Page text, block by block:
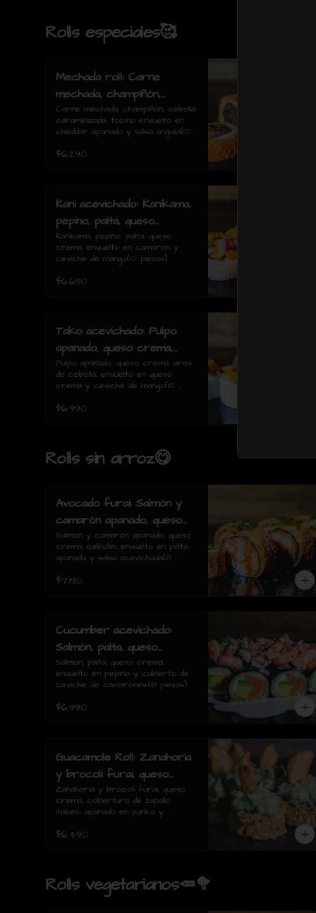
Rolls especiales🥰
Mechada roll: Carne
mechada, champiñón,
cebolla caramelizada,
tocino envuelto en
anguila(10 piezas)
Carne mechada, champiñón, cebolla
caramelizada, tocino envuelto en
cheddar apanado y salsa anguila(10
$6.290
Kani acevichado: Kanikama,
pepino, palta, queso
crema, envuelto en
camarón y ceviche de
Kanikama, pepino, palta, queso
crema, envuelto en camarón y
ceviche de mango(10 piezas)
$6.690
Tako acevichado: Pulpo
apanado, queso crema,
aros de cebolla, envuelto
en queso crema y
piezas)
Pulpo apanado, queso crema, aros
de cebolla, envuelto en queso
crema y ceviche de mango(10
$6.990
Rolls sin arroz😋
Avocado furai: Salmón y
camarón apanado, queso
crema, cebollín, envuelto
en palta apanada y salsa
Salmón y camarón apanado, queso
crema, cebollín, envuelto en palta
apanada y salsa acevichada(8
$7.190
Cucumber acevichado:
Salmón, palta, queso
crema, envuelto en pepino
y cubierto de ceviche de
Salmón, palta, queso crema,
envuelto en pepino y cubierto de
ceviche de camarones.(8 piezas)
$6.990
Guacamole Roll: Zanahoria
y brocoli furai, queso
crema, cobertura de
zapallo italiano apanado en
papas fritas.(8 piezas)
Zanahoria y brocoli furai, queso
crema, cobertura de zapallo
italiano apanado en panko y
piezas)
$6.490
Rolls vegetarianos🥕🥦